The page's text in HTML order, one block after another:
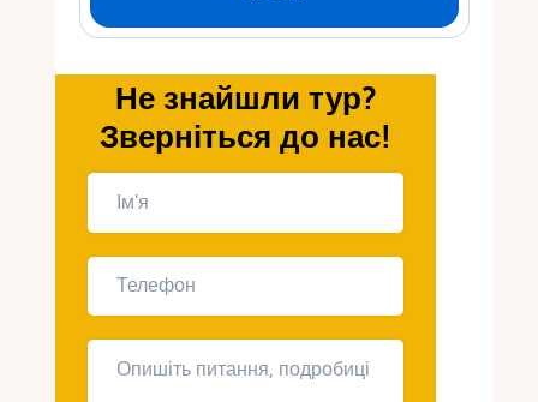
Не знайшли тур?
Зверніться до нас!